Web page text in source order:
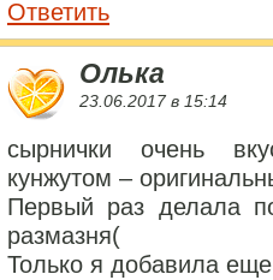
Ответить
Олька
23.06.2017 в 15:14
сырнички очень
кунжутом –
Первый раз делала
размазня(
Только я добавила еще